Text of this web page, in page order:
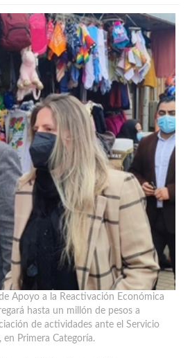
Apoyo a la Reactivación Económica
hasta un millón de pesos a
de actividades ante el Servicio
Primera Categoría.